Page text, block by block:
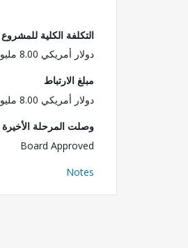
التكلفة الكلية للمشروع
دولار أمريكي 8.00 مليون
مبلغ الارتباط
دولار أمريكي 8.00 مليون
وصلت المرحلة الأخيرة
Board Approved
Notes